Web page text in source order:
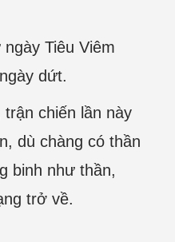
Tiêu Viêm
dứt.
chiến lần này
dù chàng có thần
binh như thần,
trở về.